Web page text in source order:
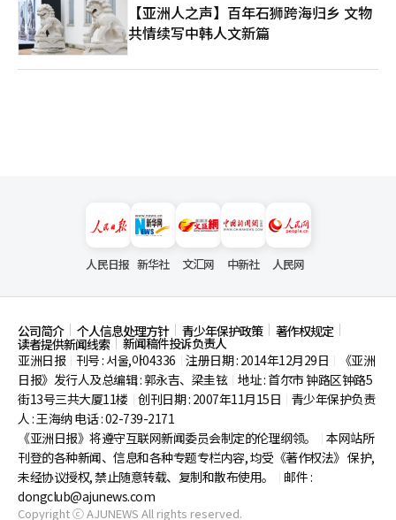
【亚洲人之声】百年石狮跨海归乡 文物
共情续写中韩人文新篇
人民日报 新华社 文汇网 中新社 人民网
公司简介 个人信息处理方针 青少年保护政策 著作权规定
读者提供新闻线索
新闻稿件投诉负责人
亚洲日报
刊号 : 서울,아04336 注册日期 : 2014年12月29日
《亚洲
日报》发行人及总编辑 : 郭永吉、梁圭铉 地址 : 首尔市钟路区钟路5
街13号三共大厦11楼 创刊日期 : 2007年11月15日
青少年保护负责
人 : 王海纳 电话 : 02-739-2171
《亚洲日报》将遵守互联网新闻委员会制定的伦理纲领。
本网站所
刊登的各种新闻、信息和各种专题专栏内容, 均受《著作权法》 保护,
未经协议授权, 禁止随意转载、复制和散布使用。
邮件 :
dongclub@ajunews.com
Copyright ⓒ AJUNEWS All rights reserved.